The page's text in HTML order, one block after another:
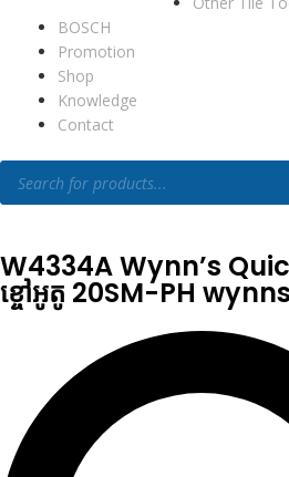
BOSCH
Promotion
Shop
Knowledge
Contact
W4334A Wynn’s
ខ្ចៅអូតូ 20SM-PH wynns